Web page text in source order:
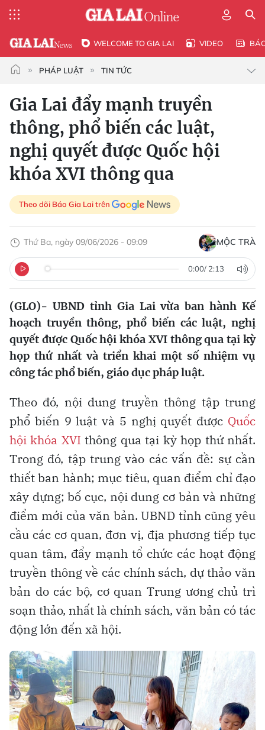
WELCOME TO GIA LAI VIDEO
PHÁP LUẬT TIN TỨC
Gia Lai đẩy mạnh truyền
thông, phổ biến các luật,
nghị quyết được Quốc hội
khóa XVI thông qua
Theo dõi Báo Gia Lai trên
Thứ Ba, ngày 09/06/2026 - 09:09 MỘC TRÀ
0:00/ 2:13
(GLO)- UBND tỉnh Gia Lai vừa ban hành Kế
hoạch truyền thông, phổ biến các luật, nghị
quyết được Quốc hội khóa XVI thông qua tại kỳ
họp thứ nhất và triển khai một số nhiệm vụ
công tác phổ biến, giáo dục pháp luật.
Theo đó, nội dung truyền thông tập trung
phổ biến 9 luật và 5 nghị quyết được Quốc
hội khóa XVI thông qua tại kỳ họp thứ nhất.
Trong đó, tập trung vào các vấn đề: sự cần
thiết ban hành; mục tiêu, quan điểm chỉ đạo
xây dựng; bố cục, nội dung cơ bản và những
điểm mới của văn bản. UBND tỉnh cũng yêu
cầu các cơ quan, đơn vị, địa phương tiếp tục
quan tâm, đẩy mạnh tổ chức các hoạt động
truyền thông về các chính sách, dự thảo văn
bản do các bộ, cơ quan Trung ương chủ trì
soạn thảo, nhất là chính sách, văn bản có tác
động lớn đến xã hội.